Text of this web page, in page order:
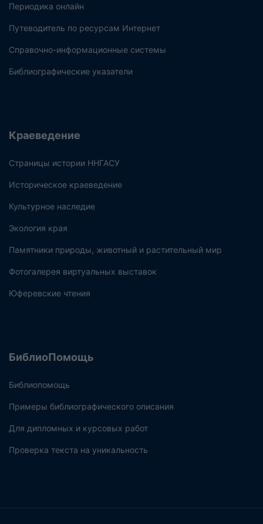
Периодика онлайн
Путеводитель по ресурсам Интернет
Справочно-информационные системы
Библиографические указатели
Краеведение
Страницы истории ННГАСУ
Историческое краеведение
Культурное наследие
Экология края
Памятники природы, животный и растительный мир
Фотогалерея виртуальных выставок
Юферевские чтения
БиблиоПомощь
Библиопомощь
Примеры библиографического описания
Для дипломных и курсовых работ
Проверка текста на уникальность